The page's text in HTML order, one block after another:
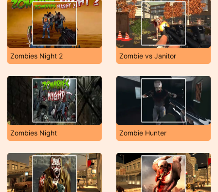
Zombies Night 2 Zombie vs Janitor
Zombies Night Zombie Hunter